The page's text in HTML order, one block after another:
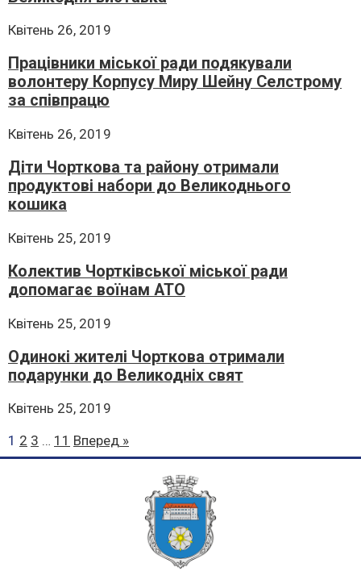
Квітень 26, 2019
Працівники міської ради подякували
волонтеру Корпусу Миру Шейну Селстрому
за співпрацю
Квітень 26, 2019
Діти Чорткова та району отримали
продуктові набори до Великоднього
кошика
Квітень 25, 2019
Колектив Чортківської міської ради
допомагає воїнам АТО
Квітень 25, 2019
Одинокі жителі Чорткова отримали
подарунки до Великодніх свят
Квітень 25, 2019
1 2 3 … 11 Вперед »